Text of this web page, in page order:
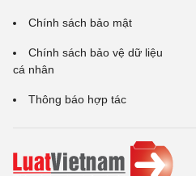
Chính sách bảo mật
Chính sách bảo vệ dữ liệu
cá nhân
Thông báo hợp tác